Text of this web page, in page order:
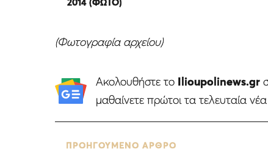
2014 (ΦΩΤΟ)
(Φωτογραφία αρχείου)
Ακολουθήστε το Ilioupolinews.gr
μαθαίνετε πρώτοι τα τελευταία
ΠΡΟΗΓΟΥΜΕΝΟ ΑΡΘΡΟ